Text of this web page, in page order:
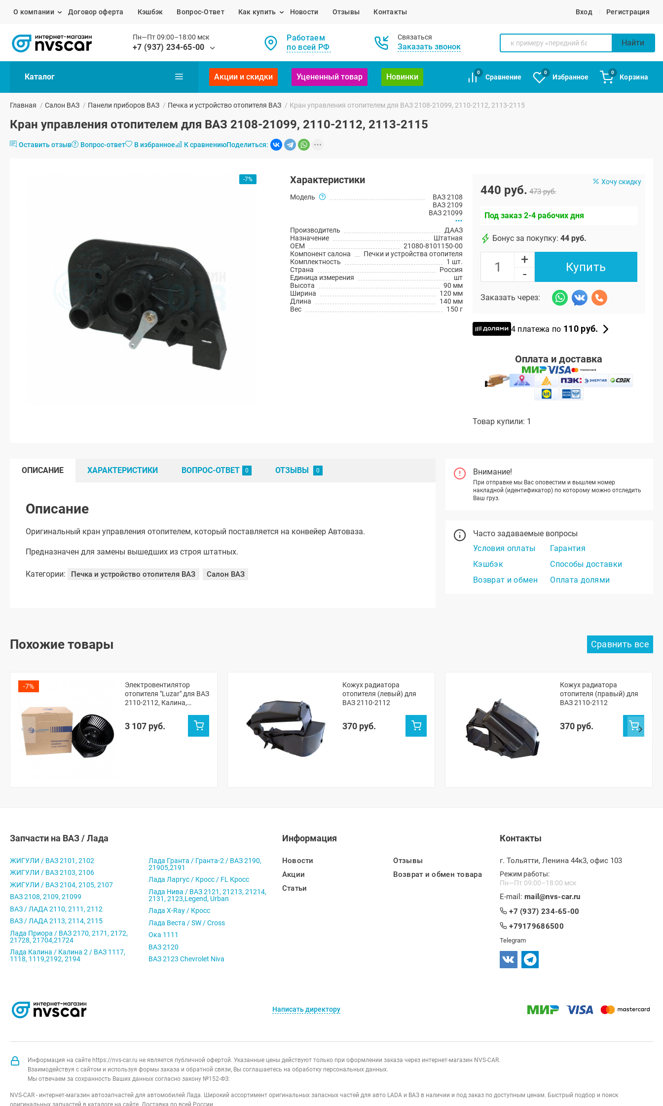
О компании Договор оферта Кэшбэк Вопрос-Ответ Как купить Новости Отзывы Контакты Вход Регистрация
Пн—Пт 09:00–18:00 мск
+7 (937) 234-65-00
Работаем
по всей РФ
Связаться
Заказать звонок Найти
Каталог Акции и скидки Уцененный товар Новинки
0
Сравнение
0
Избранное
0
Корзина
Главная / Салон ВАЗ / Панели приборов ВАЗ / Печка и устройство отопителя ВАЗ / Кран управления отопителем для ВАЗ 2108-21099, 2110-2112, 2113-2115
Кран управления отопителем для ВАЗ 2108-21099, 2110-2112, 2113-2115
Оставить отзыв Вопрос-ответ В избранное К сравнениюПоделиться:
-7% Характеристики
Модель
ВАЗ 2108
ВАЗ 2109
ВАЗ 21099
Производитель
ДААЗ
Назначение
Штатная
OEM
21080-8101150-00
Компонент салона
Печки и устройства отопителя
Комплектность
1 шт.
Страна
Россия
Единица измерения
шт
Высота
90 мм
Ширина
120 мм
Длина
140 мм
Вес
150 г
Хочу скидку
440 руб. 473 руб.
Под заказ 2-4 рабочих дня
Бонус за покупку: 44 руб.
+
-
Купить
Заказать через:
4 платежа по 110 руб.
Оплата и доставка
Товар купили: 1
Внимание!
При отправке мы Вас оповестим и вышлем номер
накладной (идентификатор) по которому можно отследить
Ваш груз.
Часто задаваемые вопросы
Условия оплаты
Гарантия
Кэшбэк
Способы доставки
Возврат и обмен
Оплата долями
ОПИСАНИЕ ХАРАКТЕРИСТИКИ ВОПРОС-ОТВЕТ ОТЗЫВЫ
Описание
Оригинальный кран управления отопителем, который поставляется на конвейер Автоваза.
Предназначен для замены вышедших из строя штатных.
Категории: Печка и устройство отопителя ВАЗ Салон ВАЗ
Похожие товары
-7%
Электровентилятор
отопителя "Luzar" для ВАЗ
2110-2112, Калина,
3 107 руб.
Кожух радиатора
отопителя (левый) для
ВАЗ 2110-2112
370 руб.
Кожух радиатора
отопителя (правый) для
ВАЗ 2110-2112
370 руб.
Запчасти на ВАЗ / Лада
ЖИГУЛИ / ВАЗ 2101, 2102
ЖИГУЛИ / ВАЗ 2103, 2106
ЖИГУЛИ / ВАЗ 2104, 2105, 2107
ВАЗ 2108, 2109, 21099
ВАЗ / ЛАДА 2110, 2111, 2112
ВАЗ / ЛАДА 2113, 2114, 2115
Лада Приора / ВАЗ 2170, 2171, 2172,
21728, 21704,21724
Лада Калина / Калина 2 / ВАЗ 1117,
1118, 1119,2192, 2194
Лада Гранта / Гранта-2 / ВАЗ 2190,
21905,2191
Лада Ларгус / Кросс / FL Кросс
Лада Нива / ВАЗ 2121, 21213, 21214,
2131, 2123,Legend, Urban
Лада X-Ray / Кросс
Лада Веста / SW / Cross
Ока 1111
ВАЗ 2120
ВАЗ 2123 Chevrolet Niva
Информация
Новости
Акции
Статьи
Отзывы
Возврат и обмен товара
Контакты
г. Тольятти, Ленина 44к3, офис 103
Режим работы:
Пн—Пт 09:00–18:00 мск
E-mail: mail@nvs-car.ru
+7 (937) 234-65-00
+79179686500
Telegram
Написать директору
Информация на сайте https://nvs-car.ru не является публичной офертой. Указанные цены действуют только при оформлении заказа через интернет-магазин NVS-CAR.
Взаимодействуя с сайтом и используя формы заказа и обратной связи, Вы соглашаетесь на обработку персональных данных.
Мы отвечаем за сохранность Ваших данных согласно закону №152-ФЗ:
NVS-CAR - интернет-магазин автозапчастей для автомобилей Лада. Широкий ассортимент оригинальных запасных частей для авто LADA и ВАЗ в наличии и под заказ по доступным ценам. Быстрый подбор и поиск
оригинальных запчастей в каталоге на сайте. Доставка по всей России.